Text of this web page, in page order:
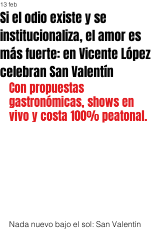
Si el odio existe y se
institucionaliza, el amor es
más fuerte: en Vicente López
celebran San Valentín
13 feb
Con propuestas
gastronómicas, shows en
vivo y costa 100% peatonal.
Nada nuevo bajo el sol: San Valentín